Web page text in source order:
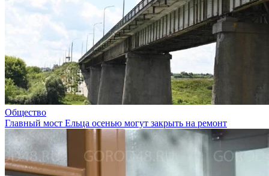
Общество
Главный мост Ельца осенью могут закрыть на ремонт